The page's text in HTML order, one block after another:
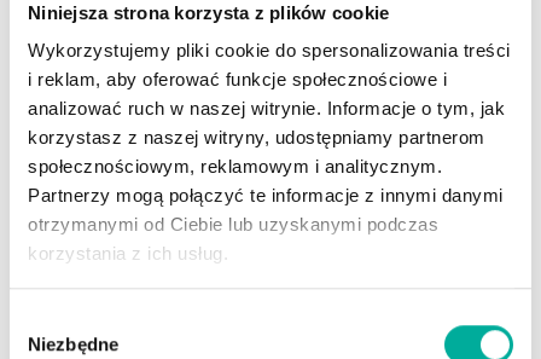
Niniejsza strona korzysta z plików cookie
Wykorzystujemy pliki cookie do spersonalizowania treści
i reklam, aby oferować funkcje społecznościowe i
analizować ruch w naszej witrynie. Informacje o tym, jak
korzystasz z naszej witryny, udostępniamy partnerom
społecznościowym, reklamowym i analitycznym.
Partnerzy mogą połączyć te informacje z innymi danymi
otrzymanymi od Ciebie lub uzyskanymi podczas
korzystania z ich usług.
zgody
Niezbędne
na Polskę inaczej niż 10 lat
temu?
Dla biznesu dane Eurostatu są sygnałem, że Polska coraz
mniej przypomina rynek oparty wyłącznie na przewadze
niskich kosztów. Przez lata wiele firm budowało tu
sprzedaż głównie na cenie, promocjach i prostym
założeniu, że klient wybierze tańszą alternatywę, nawet
jeśli będzie mniej wygodna, słabiej obsłużona albo gorzej
kategorii, ale coraz częściej okazuje się niewystarczający.